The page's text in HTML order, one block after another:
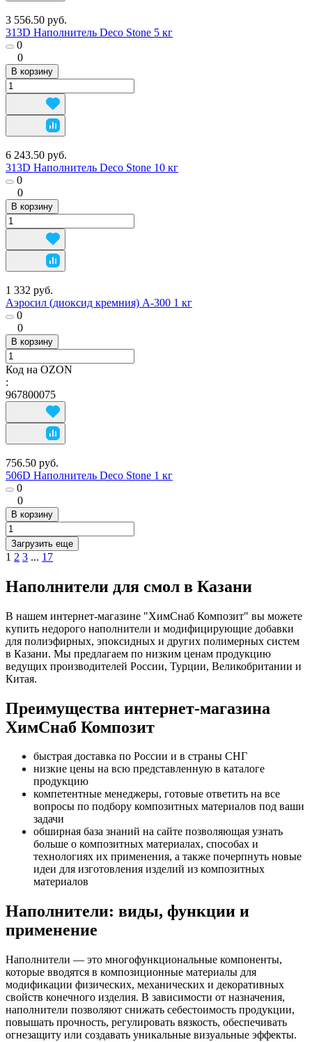
3 556.50 руб.
313D Наполнитель Deco Stone 5 кг
0
0
В корзину
6 243.50 руб.
313D Наполнитель Deco Stone 10 кг
0
0
В корзину
1 332 руб.
Аэросил (диоксид кремния) А-300 1 кг
0
0
В корзину
Код на OZON
:
967800075
756.50 руб.
506D Наполнитель Deco Stone 1 кг
0
0
В корзину
Загрузить еще
1 2 3 ... 17
Наполнители для смол в Казани
В нашем интернет-магазине "ХимСнаб Композит" вы можете
купить недорого наполнители и модифицирующие добавки
для полиэфирных, эпоксидных и других полимерных систем
в Казани. Мы предлагаем по низким ценам продукцию
ведущих производителей России, Турции, Великобритании и
Китая.
Преимущества интернет-магазина
ХимСнаб Композит
быстрая доставка по России и в страны СНГ
низкие цены на всю представленную в каталоге
продукцию
компетентные менеджеры, готовые ответить на все
вопросы по подбору композитных материалов под ваши
задачи
обширная база знаний на сайте позволяющая узнать
больше о композитных материалах, способах и
технологиях их применения, а также почерпнуть новые
идеи для изготовления изделий из композитных
материалов
Наполнители: виды, функции и
применение
Наполнители — это многофункциональные компоненты,
которые вводятся в композиционные материалы для
модификации физических, механических и декоративных
свойств конечного изделия. В зависимости от назначения,
наполнители позволяют снижать себестоимость продукции,
повышать прочность, регулировать вязкость, обеспечивать
огнезащиту или создавать уникальные визуальные эффекты.